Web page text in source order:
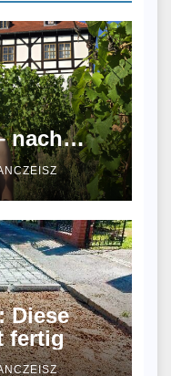
nach
sie
jetzt
Diese
fertig